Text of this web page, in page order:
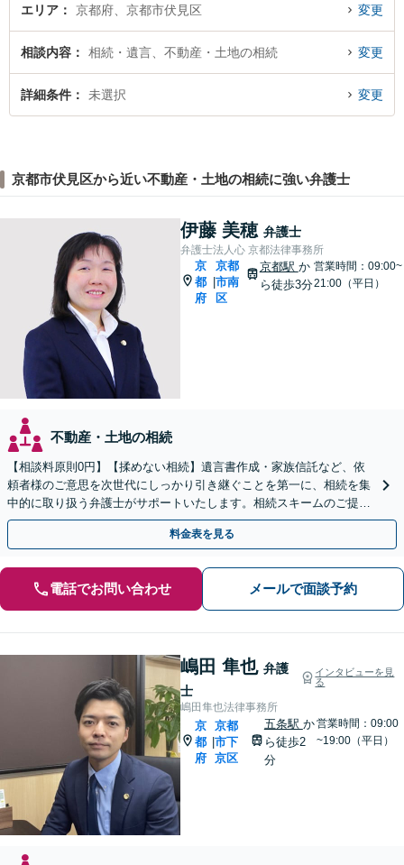
エリア 京都府、京都市伏見区 変更
相談内容 相続・遺言、不動産・土地の相続 変更
詳細条件 未選択 変更
京都市伏見区から近い不動産・土地の相続に強い弁護士
伊藤 美穂 弁護士
弁護士法人心 京都法律事務所
京
都
府
京都
市南
区
京都駅 か
ら徒歩3分
営業時間：09:00~
21:00（平日）
不動産・土地の相続
【相談料原則0円】【揉めない相続】遺言書作成・家族信託など、依
頼者様のご意思を次世代にしっかり引き継ぐことを第一に、相続を集
中的に取り扱う弁護士がサポートいたします。相続スキームのご提案
から遺言執行まで責任を持って対応させていただきます。
料金表を見る
電話でお問い合わせ メールで面談予約
嶋田 隼也 弁護
士
インタビューを見
る
嶋田隼也法律事務所
京
都
府
|
京都
市下
京区
五条駅 か
ら徒歩2
分
営業時間：09:00
~19:00（平日）